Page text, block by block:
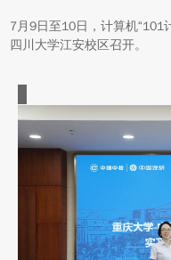
7月9日至10日，计算机“101
四川大学江安校区召开。